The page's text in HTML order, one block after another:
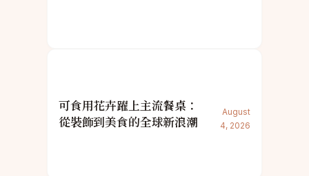
可食用花卉躍上主流餐桌：
從裝飾到美食的全球新浪潮
August
4, 2026